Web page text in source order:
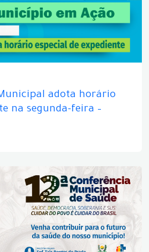
adota horário
na segunda-feira –